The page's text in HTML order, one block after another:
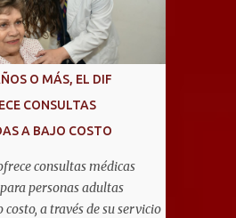
O MÁS, EL DIF
CONSULTAS
A BAJO COSTO
consultas médicas
personas adultas
a través de su servicio